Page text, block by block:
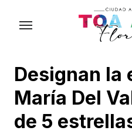
Designan la
María Del
de 5